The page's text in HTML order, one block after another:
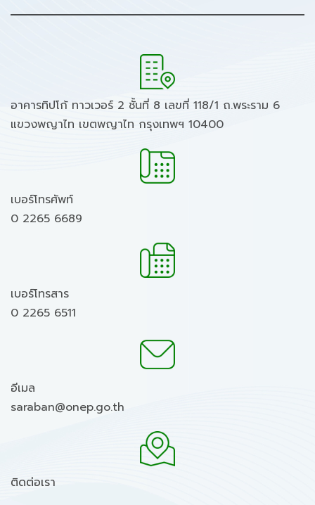
อาคารทิปโก้ ทาวเวอร์ 2 ชั้นที่ 8 เลขที่ 118/1 ถ.พระราม 6
แขวงพญาไท เขตพญาไท กรุงเทพฯ 10400
เบอร์โทรศัพท์
0 2265 6689
เบอร์โทรสาร
0 2265 6511
อีเมล
saraban@onep.go.th
ติดต่อเรา